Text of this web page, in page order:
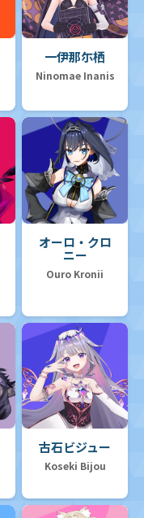
一伊那尓栖
Ninomae Inanis
オーロ・クロ
ニー
Ouro Kronii
古石ビジュー
Koseki Bijou